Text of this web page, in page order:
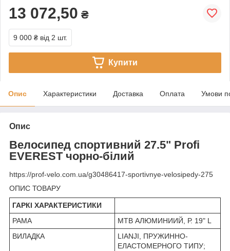
13 072,50 ₴
9 000 ₴ від 2 шт.
Купити
Опис Характеристики Доставка Оплата Умови
Опис
Велосипед спортивний 27.5" Profi
EVEREST чорно-білий
https://prof-velo.com.ua/g30486417-sportivnye-velosipedy-275
ОПИС ТОВАРУ
ГАРКІ ХАРАКТЕРИСТИКИ
РАМА
MTB АЛЮМИНИИЙ, Р. 19" L
ВИЛАДКА
LIANJI, ПРУЖИННО-
ЕЛАСТОМЕРНОГО ТИПУ;